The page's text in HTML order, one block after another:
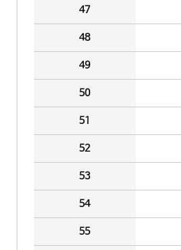
47
48
49
50
51
52
53
54
55